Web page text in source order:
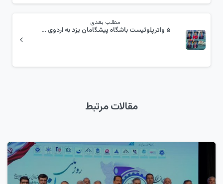
مطلب بعدی
۵ واترپلوئیست باشگاه پیشگامان یزد به اردوی تیم ملی جوانان دعوت شدند
مقالات مرتبط
1